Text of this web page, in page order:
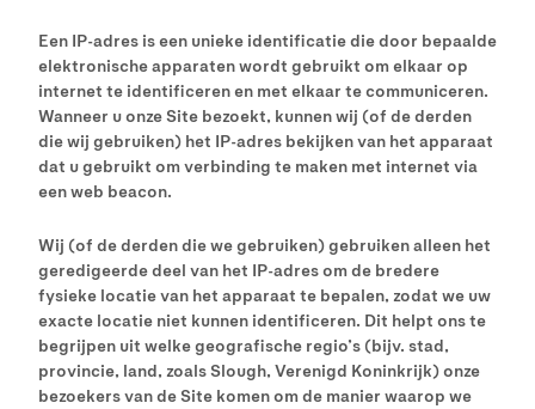
Een IP-adres is een unieke identificatie die door bepaalde
elektronische apparaten wordt gebruikt om elkaar op
internet te identificeren en met elkaar te communiceren.
Wanneer u onze Site bezoekt, kunnen wij (of de derden
die wij gebruiken) het IP-adres bekijken van het apparaat
dat u gebruikt om verbinding te maken met internet via
een web beacon.
Wij (of de derden die we gebruiken) gebruiken alleen het
geredigeerde deel van het IP-adres om de bredere
fysieke locatie van het apparaat te bepalen, zodat we uw
exacte locatie niet kunnen identificeren. Dit helpt ons te
begrijpen uit welke geografische regio’s (bijv. stad,
provincie, land, zoals Slough, Verenigd Koninkrijk) onze
bezoekers van de Site komen om de manier waarop we